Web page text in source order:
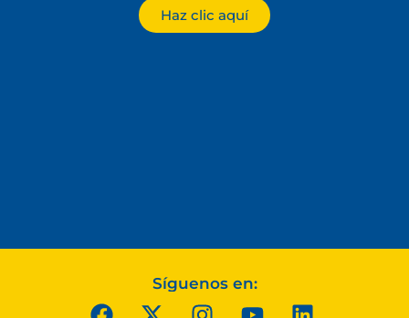
Haz clic aquí
Síguenos en: